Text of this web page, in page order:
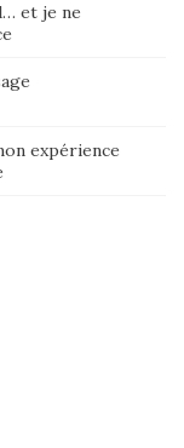
et je ne
expérience